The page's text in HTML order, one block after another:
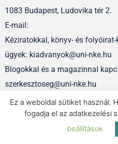
1083 Budapest, Ludovika tér 2.
E-mail:
Kéziratokkal, könyv- és
ügyek: kiadvanyok@uni-nke.hu
Blogokkal és a magazinnal
szerkesztoseg@uni-nke.hu
Ez a weboldal sütiket használ.
fogadja el az adatkezelési
beállítások